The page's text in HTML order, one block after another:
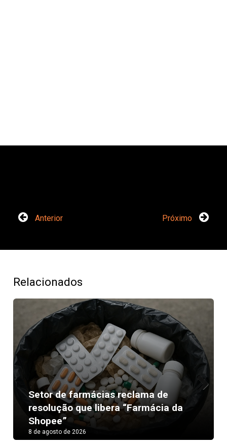
Anterior Próximo
Relacionados
Setor de farmácias reclama de
resolução que libera “Farmácia da
Shopee”
8 de agosto de 2026
Next